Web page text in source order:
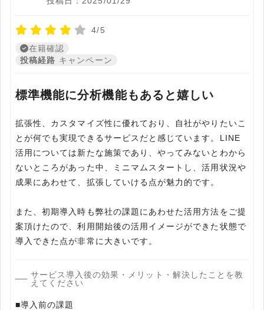
4/5
在籍確認
投稿経路 キャンペーン
標準機能に分析機能もあると嬉しい
拡張性、カスタマイズ性に優れており、自社がやりたいこ
とが何でも実現できるサービスだと感じています。LINE
活用については新たな施策であり、やってみないとわから
ないところがあった中、ミニマムスタートし、活用状況や
成果にあわせて、拡張していける点が魅力的です。
また、初期導入時も弊社の課題にあわせた活用方法をご提
案頂けたので、利用開始後の活用イメージができた状態で
サービス導入後の効果・メリット・解決したことを教
えてください
■導入前の課題